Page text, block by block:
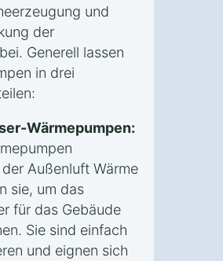
und
der
Generell lassen
in drei
Wärmepumpen:
Außenluft Wärme
sie, um das
für das Gebäude
Sie sind einfach
und eignen sich